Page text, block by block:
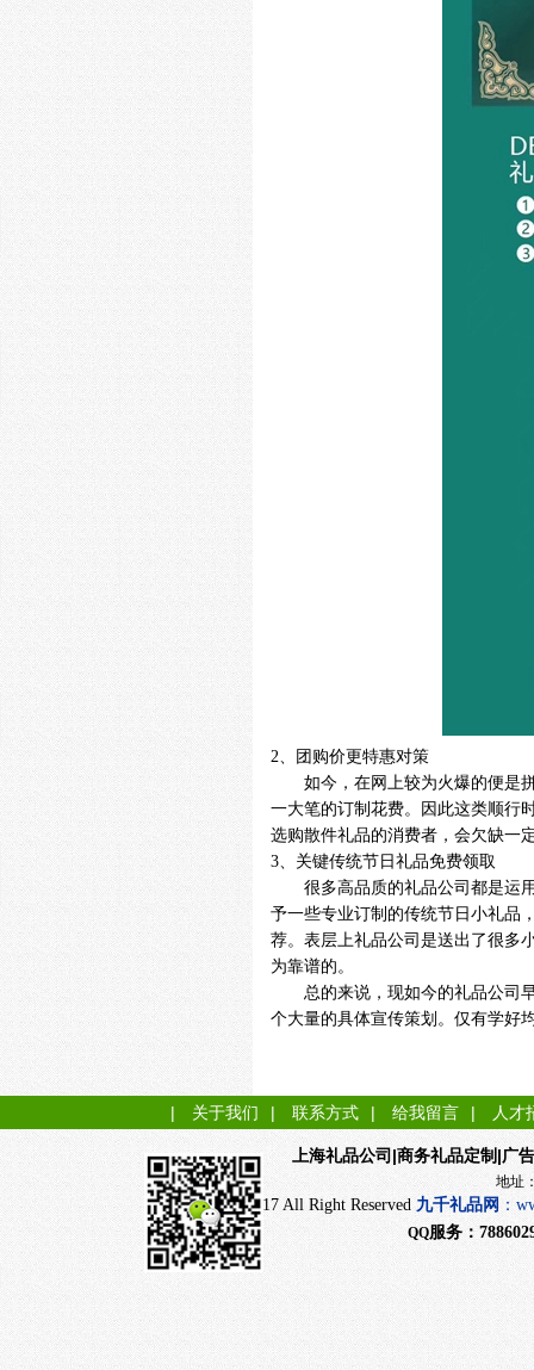
2、团购价更特惠对策
如今，在网上较为火爆的便是
一大笔的订制花费。因此这类顺行
选购散件礼品的消费者，会欠缺一
3、关键传统节日礼品免费领取
很多高品质的礼品公司都是运
予一些专业订制的传统节日小礼品
荐。表层上礼品公司是送出了很多
为靠谱的。
总的来说，现如今的礼品公司
个大量的具体宣传策划。仅有学好
上海礼品公司 |商务礼品定制|广
地址：上海市闵行
CopyRight 2017 All Right Reserved 九千礼品网 ：
QQ服务：
| 关于我们 | 联系方式 | 给我留言 | 人才